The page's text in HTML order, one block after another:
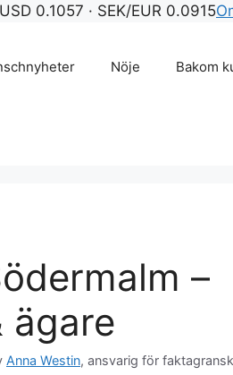
0.1057 · SEK/EUR 0.0915
Nöje Bakom
–
ägare
Anna Westin, ansvarig för